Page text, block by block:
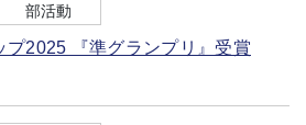
部活動
プ2025 『準グランプリ』受賞